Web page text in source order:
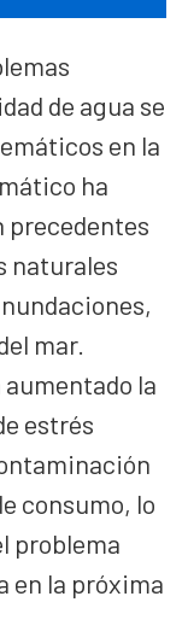
de agua se
en la
ha
precedentes
naturales
mar.
la
estrés
consumo, lo
problema
en la próxima